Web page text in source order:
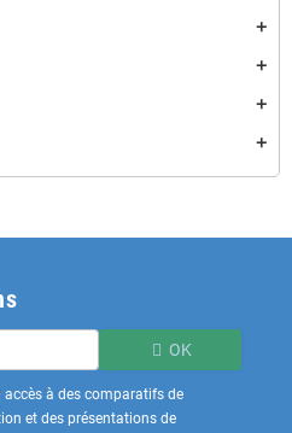
add
add
add
add
OK
à des comparatifs de
et des présentations de